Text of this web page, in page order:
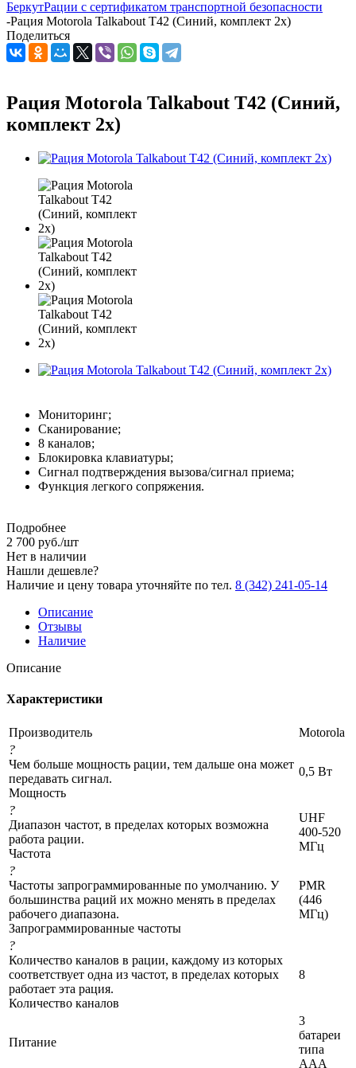
БеркутРации с сертификатом транспортной безопасности
-Рация Motorola Talkabout T42 (Синий, комплект 2х)
Поделиться
Рация Motorola Talkabout T42 (Синий,
комплект 2х)
Мониторинг;
Сканирование;
8 каналов;
Блокировка клавиатуры;
Сигнал подтверждения вызова/сигнал приема;
Функция легкого сопряжения.
Подробнее
2 700 руб./шт
Нет в наличии
Нашли дешевле?
Наличие и цену товара уточняйте по тел. 8 (342) 241-05-14
Описание
Отзывы
Наличие
Описание
Характеристики
Производитель
Motorola
?
Чем больше мощность рации, тем дальше она может
передавать сигнал.
Мощность
0,5 Вт
?
Диапазон частот, в пределах которых возможна
работа рации.
Частота
UHF
400-520
МГц
?
Частоты запрограммированные по умолчанию. У
большинства раций их можно менять в пределах
рабочего диапазона.
Запрограммированные частоты
PMR
(446
МГц)
?
Количество каналов в рации, каждому из которых
соответствует одна из частот, в пределах которых
работает эта рация.
Количество каналов
8
Питание
3
батареи
типа
ААА